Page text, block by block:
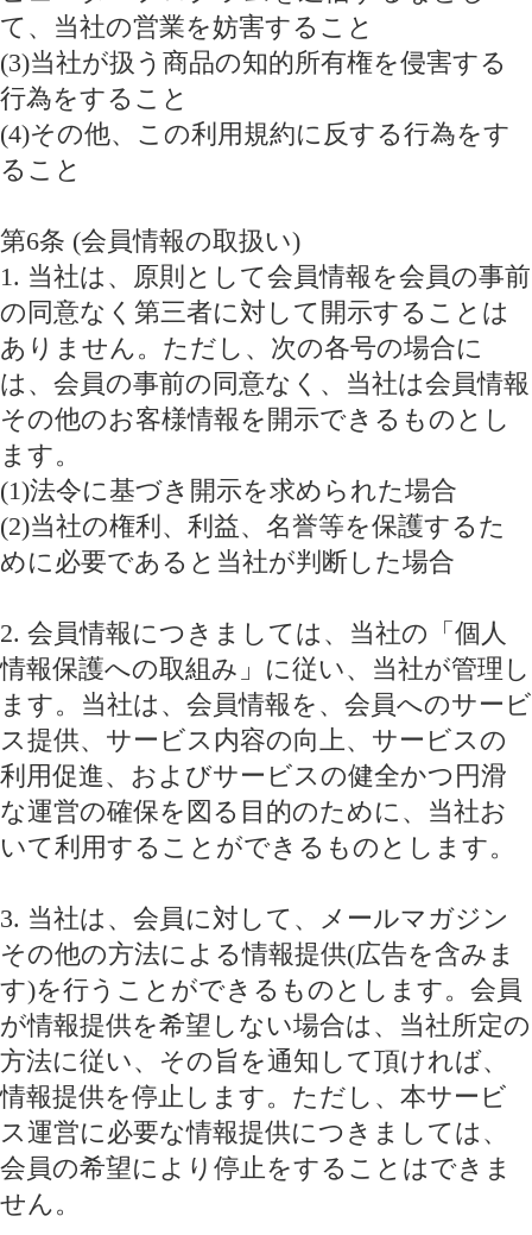
て、当社の営業を妨害すること
(3)当社が扱う商品の知的所有権を侵害する
行為をすること
(4)その他、この利用規約に反する行為をす
ること
第6条 (会員情報の取扱い)
1. 当社は、原則として会員情報を会員の事前
の同意なく第三者に対して開示することは
ありません。ただし、次の各号の場合に
は、会員の事前の同意なく、当社は会員情報
その他のお客様情報を開示できるものとし
ます。
(1)法令に基づき開示を求められた場合
(2)当社の権利、利益、名誉等を保護するた
めに必要であると当社が判断した場合
2. 会員情報につきましては、当社の「個人
情報保護への取組み」に従い、当社が管理し
ます。当社は、会員情報を、会員へのサービ
ス提供、サービス内容の向上、サービスの
利用促進、およびサービスの健全かつ円滑
な運営の確保を図る目的のために、当社お
いて利用することができるものとします。
3. 当社は、会員に対して、メールマガジン
その他の方法による情報提供(広告を含みま
す)を行うことができるものとします。会員
が情報提供を希望しない場合は、当社所定の
方法に従い、その旨を通知して頂ければ、
情報提供を停止します。ただし、本サービ
ス運営に必要な情報提供につきましては、
会員の希望により停止をすることはできま
せん。